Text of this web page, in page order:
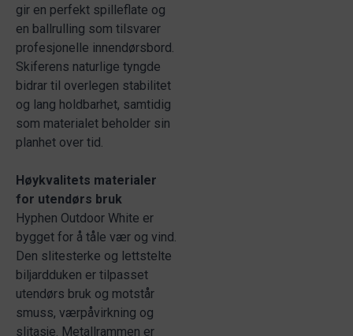
gir en perfekt spilleflate og
en ballrulling som tilsvarer
profesjonelle innendørsbord.
Skiferens naturlige tyngde
bidrar til overlegen stabilitet
og lang holdbarhet, samtidig
som materialet beholder sin
planhet over tid.
Høykvalitets materialer
for utendørs bruk
Hyphen Outdoor White er
bygget for å tåle vær og vind.
Den slitesterke og lettstelte
biljardduken er tilpasset
utendørs bruk og motstår
smuss, værpåvirkning og
slitasje. Metallrammen er